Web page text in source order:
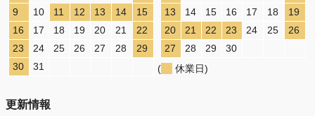
9
10 11 12 13 14
15
16
17 18 19 20 21
22
23
24 25 26 27 28
29
30
31
13
14 15 16 17 18
19
20
21 22 23 24 25
26
27
28 29
30
(
休業日)
更新情報